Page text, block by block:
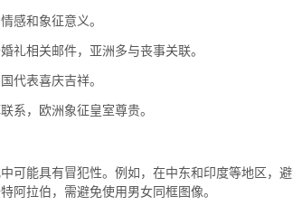
感和象征意义。
礼相关邮件，亚洲多与丧事关联。
代表喜庆吉祥。
系，欧洲象征皇室尊贵。
可能具有冒犯性。例如，在中东和印度等地区，
阿拉伯，需避免使用男女同框图像。